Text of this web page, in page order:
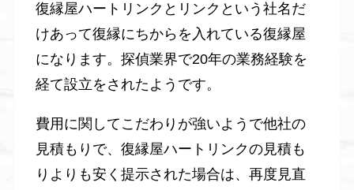
復縁屋ハートリンクとリンクという社名だ
けあって復縁にちからを入れている復縁屋
になります。探偵業界で20年の業務経験を
経て設立をされたようです。
費用に関してこだわりが強いようで他社の
見積もりで、復縁屋ハートリンクの見積も
りよりも安く提示された場合は、再度見直